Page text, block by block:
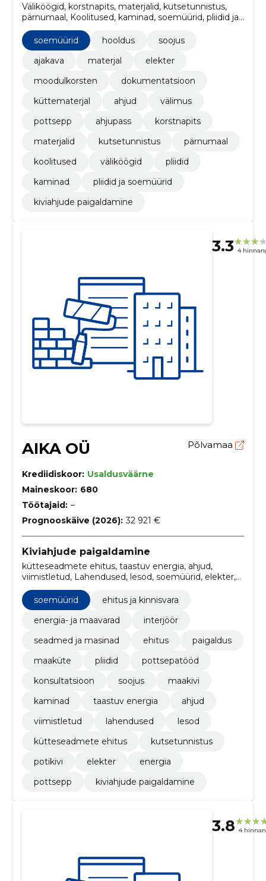
Väliköögid, korstnapits, materjalid, kutsetunnistus,
pärnumaal, Koolitused, kaminad, soemüürid, pliidid ja
soemüürid, ahjupass
soemüürid
hooldus
soojus
ajakava
materjal
elekter
moodulkorsten
dokumentatsioon
küttematerjal
ahjud
välimus
pottsepp
ahjupass
korstnapits
materjalid
kutsetunnistus
pärnumaal
koolitused
väliköögid
pliidid
kaminad
pliidid ja soemüürid
kiviahjude paigaldamine
3.3 4
AIKA OÜ Põlvamaa
Krediidiskoor: Usaldusväärne
Maineskoor: 680
Töötajaid: –
Prognooskäive (2026): 32 921 €
Kiviahjude paigaldamine
kütteseadmete ehitus, taastuv energia, ahjud,
viimistletud, Lahendused, lesod, soemüürid, elekter,
pottsepp, energia
soemüürid
ehitus ja kinnisvara
energia- ja maavarad
interjöör
seadmed ja masinad
ehitus
paigaldus
maaküte
pliidid
pottsepatööd
konsultatsioon
soojus
maakivi
kaminad
taastuv energia
ahjud
viimistletud
lahendused
lesod
kütteseadmete ehitus
kutsetunnistus
potikivi
elekter
energia
pottsepp
kiviahjude paigaldamine
3.8 4